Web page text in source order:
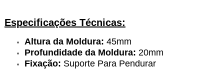
Especificações Técnicas:
Altura da Moldura: 45mm
Profundidade da Moldura: 20mm
Fixação: Suporte Para Pendurar